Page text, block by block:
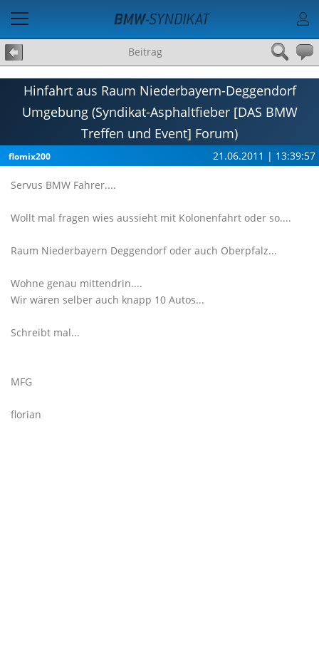
Beitrag
Hinfahrt aus Raum Niederbayern-Deggendorf
Umgebung (Syndikat-Asphaltfieber [DAS BMW
Treffen und Event] Forum)
flomix200 21.06.2011 | 13:39:57
Servus BMW Fahrer....
Wollt mal fragen wies aussieht mit Kolonenfahrt oder so....
Raum Niederbayern Deggendorf oder auch Oberpfalz...
Wohne genau mittendrin....
Wir wären selber auch knapp 10 Autos...
Schreibt mal...
MFG
florian